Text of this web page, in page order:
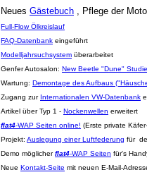
Neues Gästebuch , Pflege der
Full-Flow Ölkreislauf
FAQ-Datenbank eingeführt
Modelljahrsuchsystem überarbeitet
Genfer Autosalon: New Beetle "Dune" Studie
Wartung: Demontage des Aufbaus
Zugang zur Internationalen VW-Datenbank
Artikel über Typ 1 - Nockenwellen erweitert
flat4-WAP Seiten online! (Erste private
Projekt: Auslegung einer Luftfederung für
Demo möglicherflat4-WAP Seiten für's
Neue Kontakt-Seite mit neuen E-Mail-